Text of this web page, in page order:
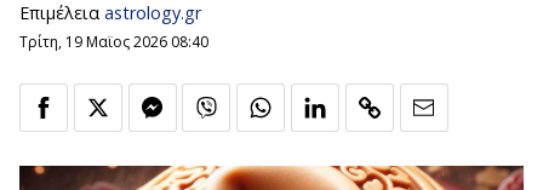
Επιμέλεια astrology.gr
Τρίτη, 19 Μαϊος 2026 08:40